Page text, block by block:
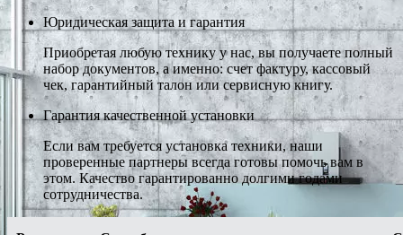
Юридическая защита и гарантия
Приобретая любую технику у нас, вы получаете полный
набор документов, а именно: счет фактуру, кассовый
чек, гарантийный талон или сервисную книгу.
Гарантия качественной установки
Если вам требуется установка техники, наши
проверенные партнеры всегда готовы помочь вам в
этом. Качество гарантированно долгими годами
сотрудничества.